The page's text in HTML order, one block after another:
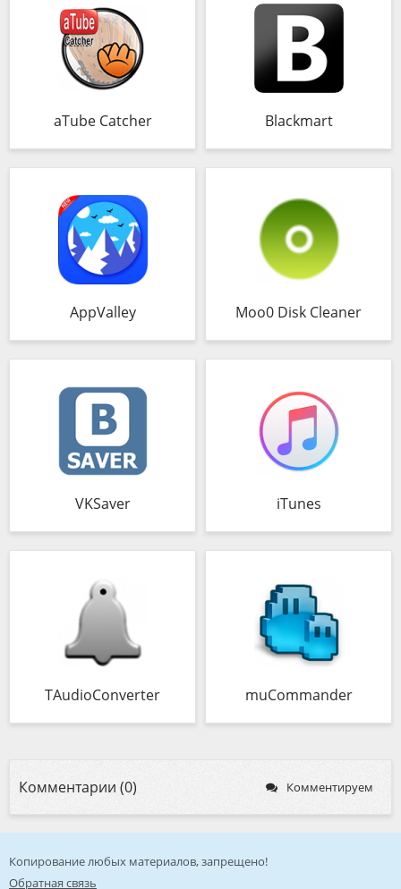
aTube Catcher Blackmart
AppValley Moo0 Disk Cleaner
VKSaver iTunes
TAudioConverter muCommander
Комментарии (0) Комментируем
Копирование любых материалов, запрещено!
Обратная связь